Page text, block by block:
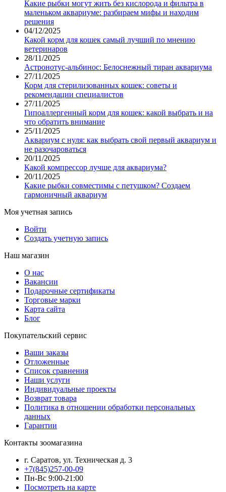
Какие рыбки могут жить без кислорода и фильтра в
маленьком аквариуме: разбираем мифы и находим
решения
04/12/2025
Какой корм для кошек самый лучший по мнению
ветеринаров
28/11/2025
Астронотус-альбинос: Белоснежный тиран аквариума
27/11/2025
Корм для стерилизованных кошек: советы и
рекомендации специалистов
27/11/2025
Гипоаллергенный корм для кошек: какой выбрать и на
что обратить внимание
25/11/2025
Аквариум с нуля: как выбрать свой первый аквариум и
не разочароваться
20/11/2025
Какой компрессор лучше для аквариума?
20/11/2025
Какие рыбки совместимы с петушком? Создаем
гармоничный аквариум
Моя учетная запись
Войти
Создать учетную запись
Наш магазин
О нас
Вакансии
Подарочные сертификаты
Торговые марки
Карта сайта
Блог
Покупательский сервис
Ваши заказы
Отложенные
Список сравнения
Наши услуги
Индивидуальные проекты
Возврат товара
Политика в отношении обработки персональных
данных
Гарантии
Контакты зоомагазина
г. Саратов, ул. Техническая д. 3
+7(845)257-00-09
Пн-Вс 9:00-21:00
Посмотреть на карте